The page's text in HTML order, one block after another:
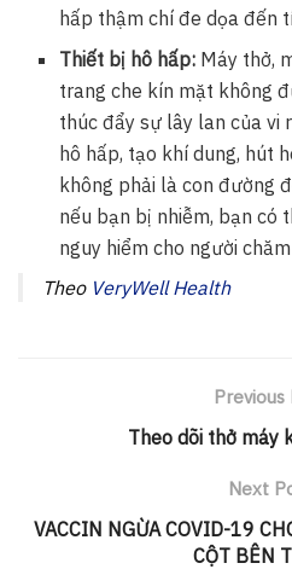
hấp thậm chí đe dọa đến
Thiết bị hô hấp: Máy thở,
trang che kín mặt không
thúc đẩy sự lây lan của vi
hô hấp, tạo khí dung, hút
không phải là con đường
nếu bạn bị nhiễm, bạn có
nguy hiểm cho người
Theo VeryWell Health
Previous
Theo dõi thở máy
Next
VACCIN NGỪA COVID-19
CỘT BÊN